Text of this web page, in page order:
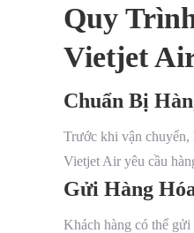
Quy
Vietjet
Chuẩn Bị
Trước khi vận chuyển,
Vietjet Air yêu cầu
Gửi Hàng
Khách hàng có thể